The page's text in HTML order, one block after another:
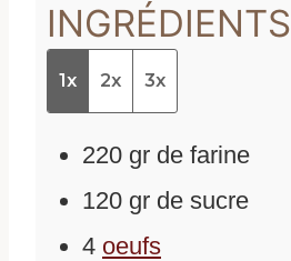
INGRÉDIENTS
1x 2x 3x
220 gr de farine
120 gr de sucre
4 oeufs